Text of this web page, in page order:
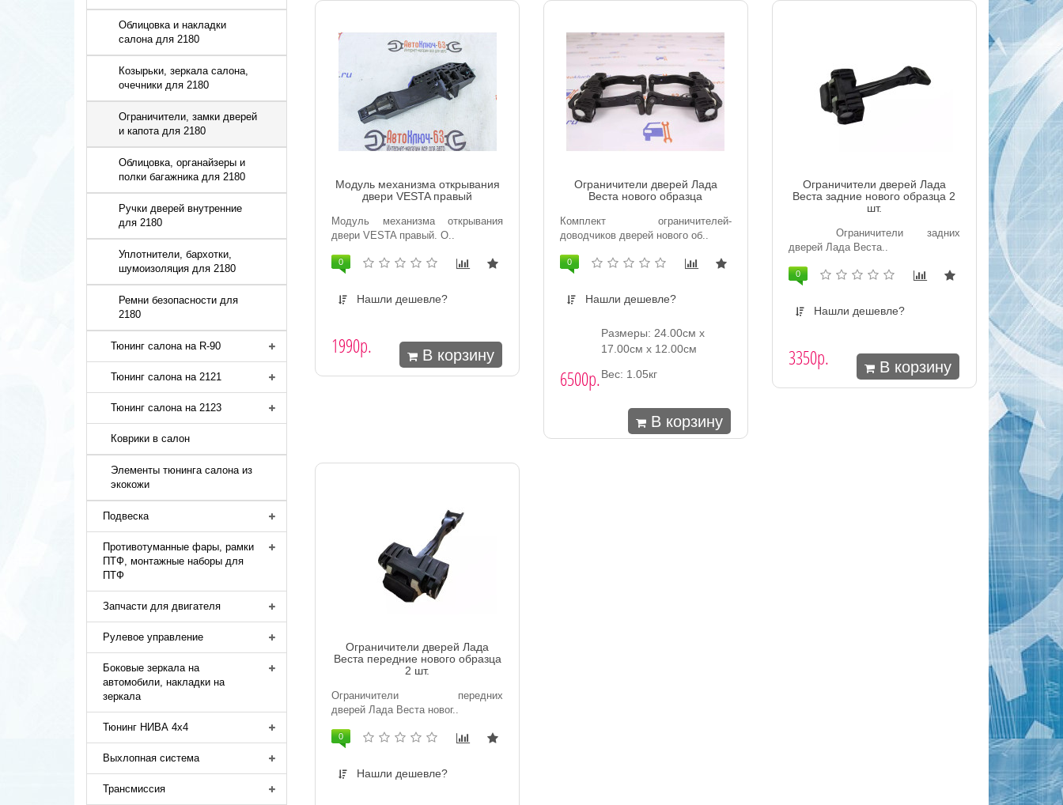
Облицовка и накладки
салона для 2180
Козырьки, зеркала салона,
очечники для 2180
Ограничители, замки дверей
и капота для 2180
Облицовка, органайзеры и
полки багажника для 2180
Ручки дверей внутренние
для 2180
Уплотнители, бархотки,
шумоизоляция для 2180
Ремни безопасности для
2180
Тюнинг салона на R-90
Тюнинг салона на 2121
Тюнинг салона на 2123
Коврики в салон
Элементы тюнинга салона из
экокожи
Подвеска
Противотуманные фары, рамки
ПТФ, монтажные наборы для
ПТФ
Запчасти для двигателя
Рулевое управление
Боковые зеркала на
автомобили, накладки на
зеркала
Тюнинг НИВА 4х4
Выхлопная система
Трансмиссия
Модуль механизма открывания
двери VESTA правый
Модуль механизма открывания
двери VESTA правый. O..
0
Нашли дешевле?
1990р. В корзину
Ограничители дверей Лада
Веста нового образца
Комплект ограничителей-
доводчиков дверей нового об..
0
Нашли дешевле?
6500р.
Размеры: 24.00см x
17.00см x 12.00см
Вес: 1.05кг
В корзину
Ограничители дверей Лада
Веста задние нового образца 2
шт.
Ограничители задних
дверей Лада Веста..
0
Нашли дешевле?
3350р. В корзину
Ограничители дверей Лада
Веста передние нового образца
2 шт.
Ограничители передних
дверей Лада Веста новог..
0
Нашли дешевле?